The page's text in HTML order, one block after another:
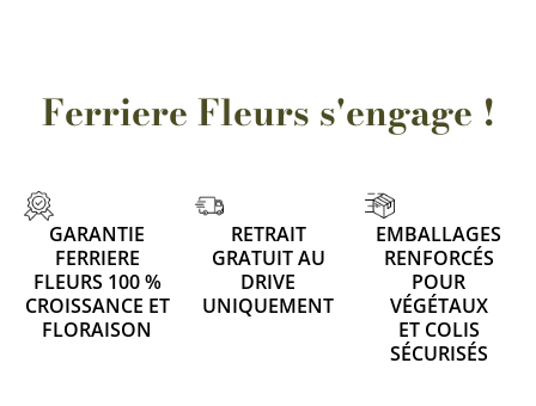
Ferriere Fleurs s'engage !
GARANTIE
FERRIERE
FLEURS 100 %
CROISSANCE ET
FLORAISON
RETRAIT
GRATUIT AU
DRIVE
UNIQUEMENT
EMBALLAGES
RENFORCÉS
POUR
VÉGÉTAUX
ET COLIS
SÉCURISÉS